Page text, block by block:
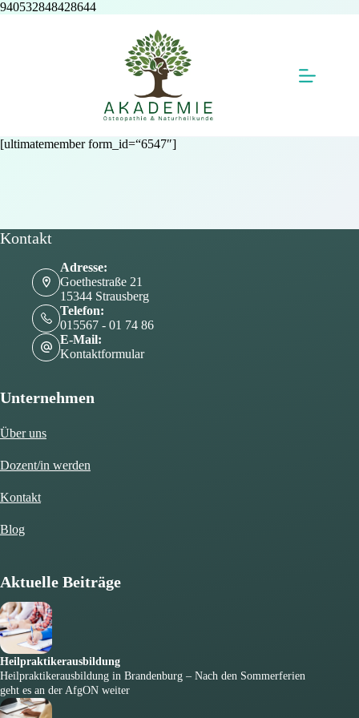
940532848428644Zum
[ultimatemember form_id=“6547″]
Kontakt
Adresse:
Goethestraße 21
15344 Strausberg
Telefon:
015567 - 01 74 86
E-Mail:
Kontaktformular
Unternehmen
Über uns
Dozent/in werden
Kontakt
Blog
Aktuelle Beiträge
Heilpraktikerausbildung
Heilpraktikerausbildung in Brandenburg – Nach den Sommerferien
geht es an der AfgON weiter